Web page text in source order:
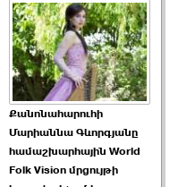
է. «Հրապարակ» ›››
2026-06-25 17:13:00
ԱԺ նախագահի
Քանոնահարուհի
Մարիաննա Գևորգյանը
համաշխարհային World
Folk Vision մրցույթի